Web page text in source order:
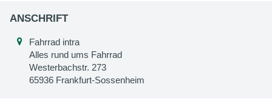
ANSCHRIFT
Fahrrad intra
Alles rund ums Fahrrad
Westerbachstr. 273
65936 Frankfurt-Sossenheim